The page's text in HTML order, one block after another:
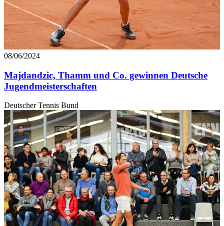
08/06/2024
Majdandzic, Thamm und Co. gewinnen Deutsche
Jugendmeisterschaften
Deutscher Tennis Bund